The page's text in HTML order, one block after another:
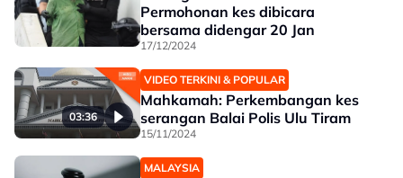
Permohonan kes dibicara
bersama didengar 20 Jan
17/12/2024
03:36
VIDEO TERKINI & POPULAR
Mahkamah: Perkembangan kes
serangan Balai Polis Ulu Tiram
15/11/2024
MALAYSIA